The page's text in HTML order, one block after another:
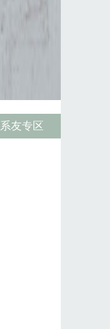
系友专区